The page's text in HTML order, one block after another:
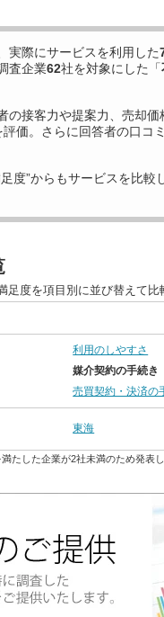
実際にサービスを利用した
査企業62社を対象にした「
の接客力や提案力、売却
評価。さらに回答者の口コ
度”からもサービスを比較
度を項目別に並び替えて比
利用のしやすさ
媒介契約の手続き
売買契約・決済の
東海
たした企業が2社未満のため発表し